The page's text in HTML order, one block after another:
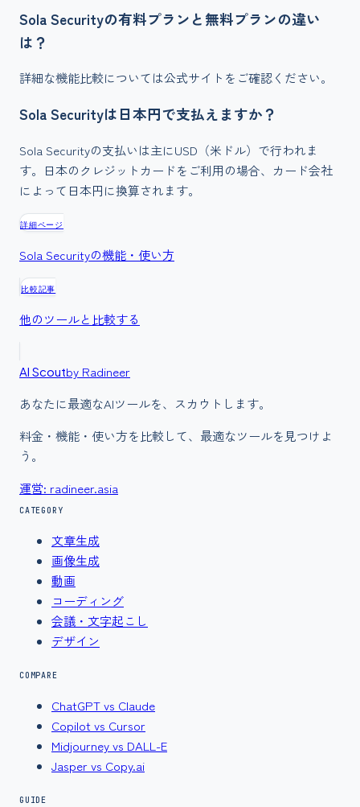
Sola Securityの有料プランと無料プランの違い
は？
詳細な機能比較については公式サイトをご確認ください。
Sola Securityは日本円で支払えますか？
Sola Securityの支払いは主にUSD（米ドル）で行われま
す。日本のクレジットカードをご利用の場合、カード会社
によって日本円に換算されます。
詳細ページ
Sola Securityの機能・使い方
比較記事
他のツールと比較する
AI Scoutby Radineer
あなたに最適なAIツールを、スカウトします。
料金・機能・使い方を比較して、最適なツールを見つけよ
う。
運営: radineer.asia
CATEGORY
文章生成
画像生成
動画
コーディング
会議・文字起こし
デザイン
COMPARE
ChatGPT vs Claude
Copilot vs Cursor
Midjourney vs DALL-E
Jasper vs Copy.ai
GUIDE